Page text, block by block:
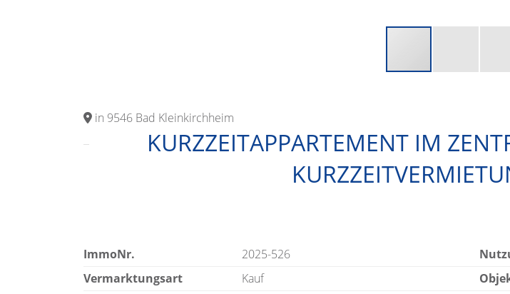
in 9546 Bad Kleinkirchheim
KURZZEITAPPARTEMENT IM
ImmoNr. 2025-526
Vermarktungsart
Kauf